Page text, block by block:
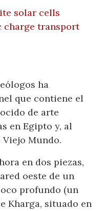
solar cells
charge transport
ha
que contiene el
de arte
en Egipto y, al
Mundo.
en dos piezas,
oeste de un
profundo (un
Kharga, situado en